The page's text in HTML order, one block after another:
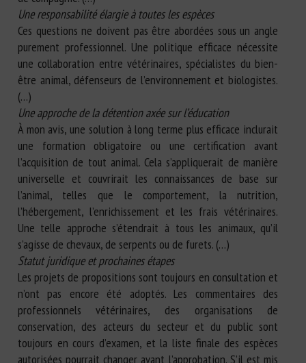
Une responsabilité élargie à toutes les espèces
Ces questions ne doivent pas être abordées sous un angle
purement professionnel. Une politique efficace nécessite
une collaboration entre vétérinaires, spécialistes du bien-
être animal, défenseurs de l’environnement et biologistes.
(…)
Une approche de la détention axée sur l’éducation
À mon avis, une solution à long terme plus efficace inclurait
une formation obligatoire ou une certification avant
l’acquisition de tout animal. Cela s’appliquerait de manière
universelle et couvrirait les connaissances de base sur
l’animal, telles que le comportement, la nutrition,
l’hébergement, l’enrichissement et les frais vétérinaires.
Une telle approche s’étendrait à tous les animaux, qu’il
s’agisse de chevaux, de serpents ou de furets. (…)
Statut juridique et prochaines étapes
Les projets de propositions sont toujours en consultation et
n’ont pas encore été adoptés. Les commentaires des
professionnels vétérinaires, des organisations de
conservation, des acteurs du secteur et du public sont
toujours en cours d’examen, et la liste finale des espèces
autorisées pourrait changer avant l’approbation. S’il est mis